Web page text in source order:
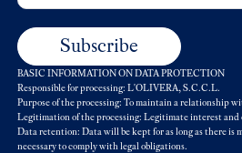
BASIC INFORMATION ON DATA PROTECTION
Responsible for processing: L'OLIVERA, S.C.C.L.
Purpose of the processing: To maintain a relationship
Legitimation of the processing: Legitimate interest and
Data retention: Data will be kept for as long as there is
necessary to comply with legal obligations.